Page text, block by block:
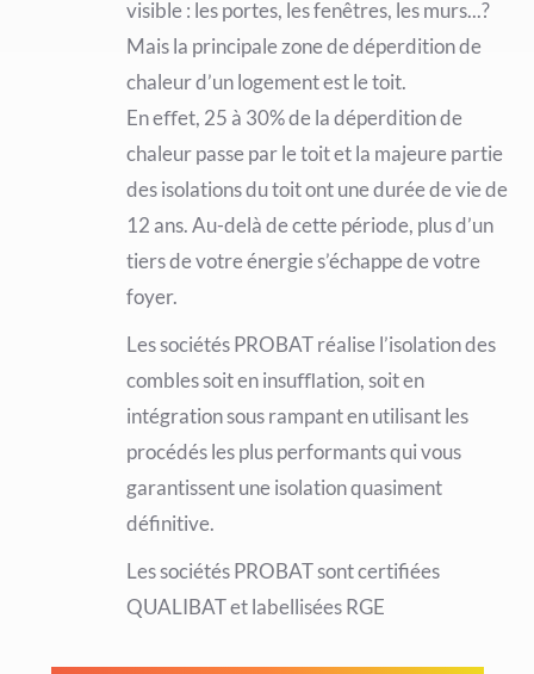
visible : les portes, les fenêtres, les murs...?
Mais la principale zone de déperdition de
chaleur d’un logement est le toit.
En eﬀet, 25 à 30% de la déperdition de
chaleur passe par le toit et la majeure partie
des isolations du toit ont une durée de vie de
12 ans. Au-delà de cette période, plus d’un
tiers de votre énergie s’échappe de votre
foyer.
Les sociétés PROBAT réalise l’isolation des
combles soit en insuﬄation, soit en
intégration sous rampant en utilisant les
procédés les plus performants qui vous
garantissent une isolation quasiment
définitive.
Les sociétés PROBAT sont certifiées
QUALIBAT et labellisées RGE